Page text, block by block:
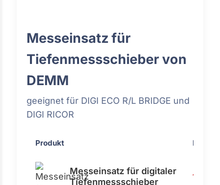
Messeinsatz für
Tiefenmessschieber von
DEMM
geeignet für DIGI ECO R/L BRIDGE und
DIGI RICOR
Produkt Preis
Messeinsatz für digitaler
Tiefenmessschieber